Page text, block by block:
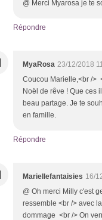
@ Merci Myarosa je te
Répondre
MyaRosa 23/12/2018
Coucou Marielle,<br />
Noël de rêve ! Que ces
beau partage. Je te
en famille.
Répondre
Mariellefantaisies 16/
@ Oh merci Milly c'est
ressemble <br /> avec
dommage <br /> On